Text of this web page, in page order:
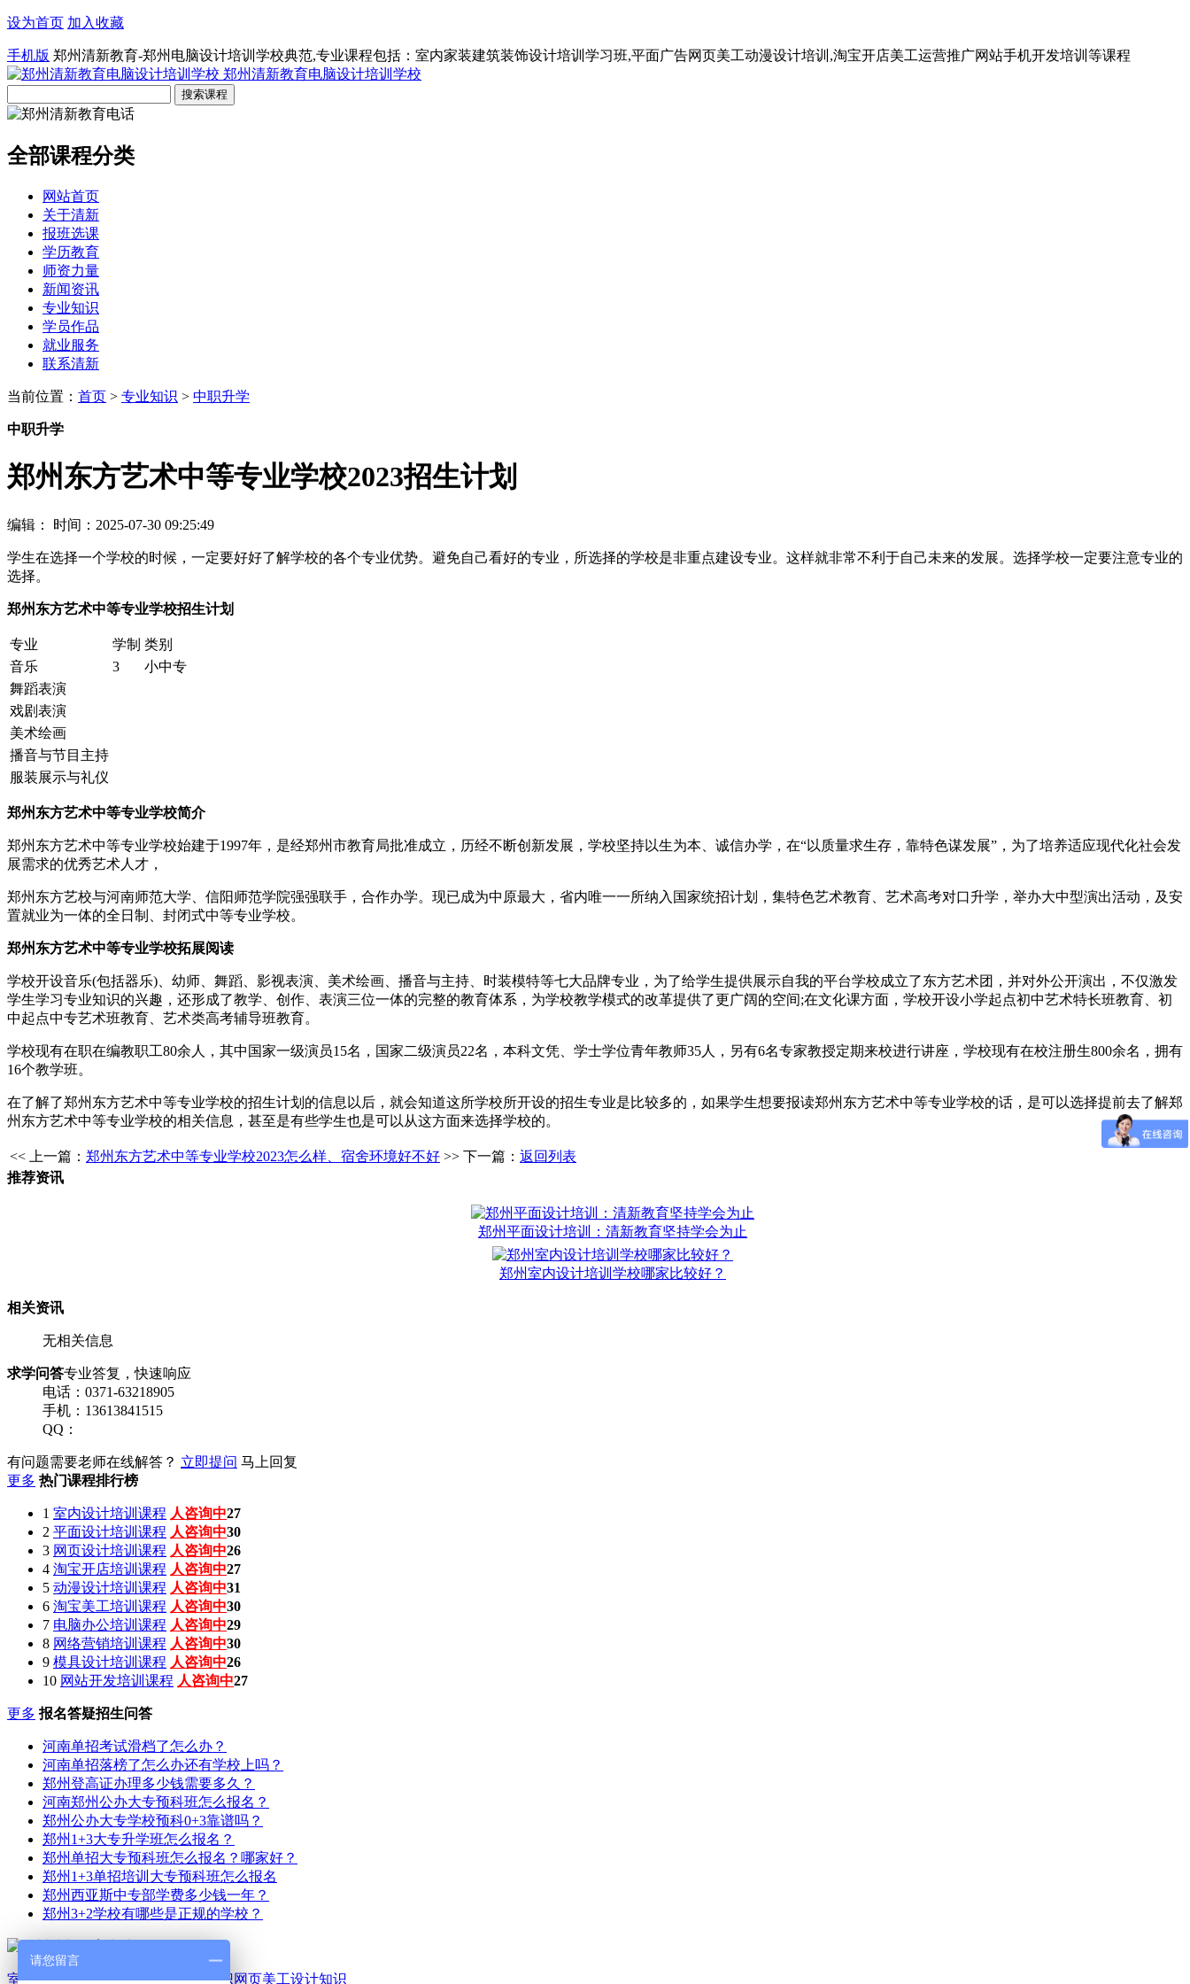
设为首页 加入收藏
手机版 郑州清新教育-郑州电脑设计培训学校典范,专业课程包括：室内家装建筑装饰设计培训学习班,平面广告网页美工动漫设计培训,淘宝开店美工运营推广网站手机开发培训等课程
郑州清新教育电脑设计培训学校
全部课程分类
网站首页
关于清新
报班选课
学历教育
师资力量
新闻资讯
专业知识
学员作品
就业服务
联系清新
当前位置： 首页 > 专业知识 > 中职升学
中职升学
郑州东方艺术中等专业学校2023招生计划
编辑： 时间：2025-07-30 09:25:49
学生在选择一个学校的时候，一定要好好了解学校的各个专业优势。避免自己看好的专业，所选择的学校是非重点建设专业。这样就非常不利于自己未来的发展。选择学校一定要注意专业的
选择。
郑州东方艺术中等专业学校招生计划
专业 学制 类别
音乐
3
小中专
舞蹈表演
戏剧表演
美术绘画
播音与节目主持
服装展示与礼仪
郑州东方艺术中等专业学校简介
郑州东方艺术中等专业学校始建于1997年，是经郑州市教育局批准成立，历经不断创新发展，学校坚持以生为本、诚信办学，在“以质量求生存，靠特色谋发展”，为了培养适应现代化社会发
展需求的优秀艺术人才，
郑州东方艺校与河南师范大学、信阳师范学院强强联手，合作办学。现已成为中原最大，省内唯一一所纳入国家统招计划，集特色艺术教育、艺术高考对口升学，举办大中型演出活动，及安
置就业为一体的全日制、封闭式中等专业学校。
郑州东方艺术中等专业学校拓展阅读
学校开设音乐(包括器乐)、幼师、舞蹈、影视表演、美术绘画、播音与主持、时装模特等七大品牌专业，为了给学生提供展示自我的平台学校成立了东方艺术团，并对外公开演出，不仅激发
学生学习专业知识的兴趣，还形成了教学、创作、表演三位一体的完整的教育体系，为学校教学模式的改革提供了更广阔的空间;在文化课方面，学校开设小学起点初中艺术特长班教育、初
中起点中专艺术班教育、艺术类高考辅导班教育。
学校现有在职在编教职工80余人，其中国家一级演员15名，国家二级演员22名，本科文凭、学士学位青年教师35人，另有6名专家教授定期来校进行讲座，学校现有在校注册生800余名，拥有
16个教学班。
在了解了郑州东方艺术中等专业学校的招生计划的信息以后，就会知道这所学校所开设的招生专业是比较多的，如果学生想要报读郑州东方艺术中等专业学校的话，是可以选择提前去了解郑
州东方艺术中等专业学校的相关信息，甚至是有些学生也是可以从这方面来选择学校的。
<< 上一篇： 郑州东方艺术中等专业学校2023怎么样、宿舍环境好不好 >> 下一篇： 返回列表
推荐资讯
郑州平面设计培训：清新教育坚持学会为止
郑州室内设计培训学校哪家比较好？
相关资讯
无相关信息
求学问答专业答复，快速响应
电话：0371-63218905
手机：13613841515
QQ：
有问题需要老师在线解答？ 立即提问 马上回复
更多 热门课程排行榜
1 室内设计培训课程 人咨询中27
2 平面设计培训课程 人咨询中30
3 网页设计培训课程 人咨询中26
4 淘宝开店培训课程 人咨询中27
5 动漫设计培训课程 人咨询中31
6 淘宝美工培训课程 人咨询中30
7 电脑办公培训课程 人咨询中29
8 网络营销培训课程 人咨询中30
9 模具设计培训课程 人咨询中26
10 网站开发培训课程 人咨询中27
更多 报名答疑招生问答
河南单招考试滑档了怎么办？
河南单招落榜了怎么办还有学校上吗？
郑州登高证办理多少钱需要多久？
河南郑州公办大专预科班怎么报名？
郑州公办大专学校预科0+3靠谱吗？
郑州1+3大专升学班怎么报名？
郑州单招大专预科班怎么报名？哪家好？
郑州1+3单招培训大专预科班怎么报名
郑州西亚斯中专部学费多少钱一年？
郑州3+2学校有哪些是正规的学校？
室内家装设计知识平面广告设计知识网页美工设计知识
请您留言